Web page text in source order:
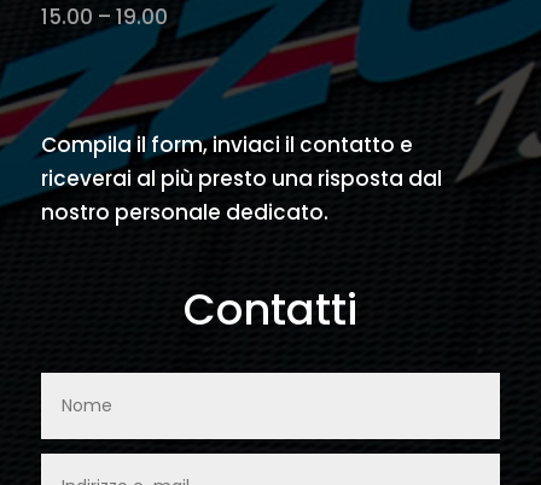
15.00 – 19.00
Compila il form, inviaci il contatto e
riceverai al più presto una risposta dal
nostro personale dedicato.
Contatti